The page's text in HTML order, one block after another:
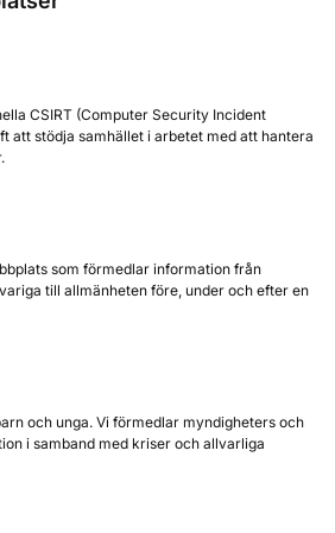
CSIRT (Computer Security Incident
att stödja samhället i arbetet med att hantera
som förmedlar information från
till allmänheten före, under och efter en
och unga. Vi förmedlar myndigheters och
i samband med kriser och allvarliga